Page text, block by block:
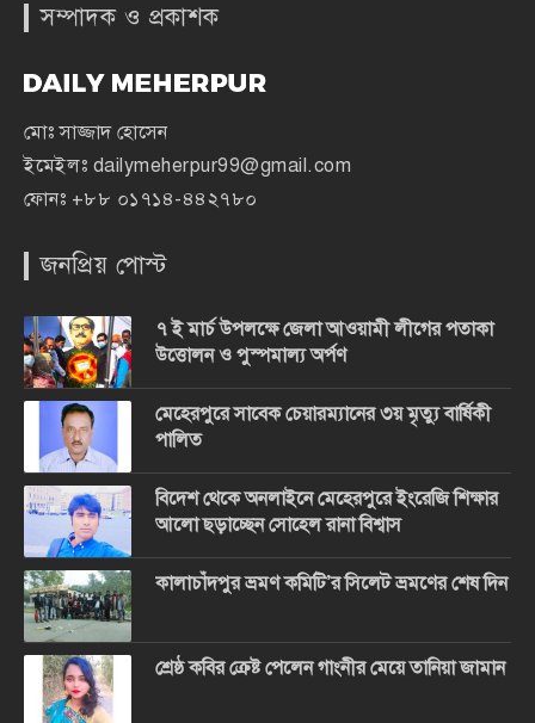
সম্পাদক ও প্রকাশক
মোঃ সাজ্জাদ হোসেন
ইমেইলঃ dailymeherpur99@gmail.com
ফোনঃ +৮৮ ০১৭১৪-৪৪২৭৮০
জনপ্রিয় পোস্ট
৭ ই মার্চ উপলক্ষে জেলা আওয়ামী লীগের পতাকা
উত্তোলন ও পুস্পমাল্য অর্পণ
মেহেরপুরে সাবেক চেয়ারম্যানের ৩য় মৃত্যু বার্ষিকী
পালিত
বিদেশ থেকে অনলাইনে মেহেরপুরে ইংরেজি শিক্ষার
আলো ছড়াচ্ছেন সোহেল রানা বিশ্বাস
কালাচাঁদপুর ভ্রমণ কমিটি’র সিলেট ভ্রমণের শেষ দিন
শ্রেষ্ঠ কবির ক্রেষ্ট পেলেন গাংনীর মেয়ে তানিয়া জামান